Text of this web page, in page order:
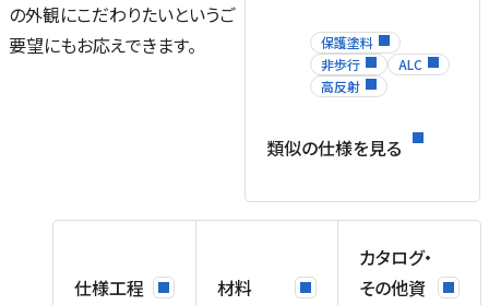
の外観にこだわりたいというご
要望にもお応えできます。
保護塗料
非歩行
ALC
高反射
類似の仕様を見る
仕様工程 材料
カタログ・
その他資